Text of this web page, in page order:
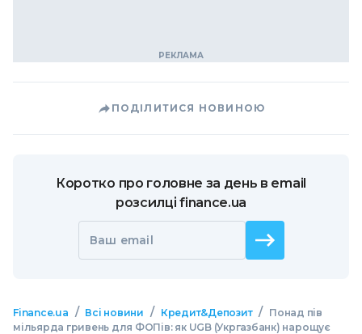
ПОДІЛИТИСЯ НОВИНОЮ
Коротко про головне за день в email
розсилці finance.ua
Ваш email
Finance.ua / Всі новини / Кредит&Депозит / Понад пів
мільярда гривень для ФОПів: як UGB (Укргазбанк) нарощує